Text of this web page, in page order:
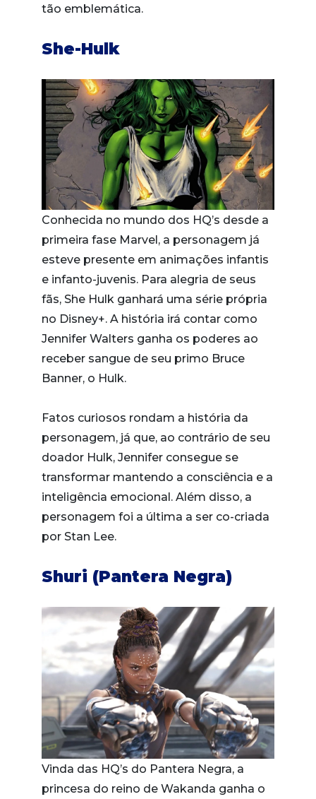
tão emblemática.
She-Hulk
Conhecida no mundo dos HQ’s desde a
primeira fase Marvel, a personagem já
esteve presente em animações infantis
e infanto-juvenis. Para alegria de seus
fãs, She Hulk ganhará uma série própria
no Disney+. A história irá contar como
Jennifer Walters ganha os poderes ao
receber sangue de seu primo Bruce
Banner, o Hulk.
Fatos curiosos rondam a história da
personagem, já que, ao contrário de seu
doador Hulk, Jennifer consegue se
transformar mantendo a consciência e a
inteligência emocional. Além disso, a
personagem foi a última a ser co-criada
por Stan Lee.
Shuri (Pantera Negra)
Vinda das HQ’s do Pantera Negra, a
princesa do reino de Wakanda ganha o